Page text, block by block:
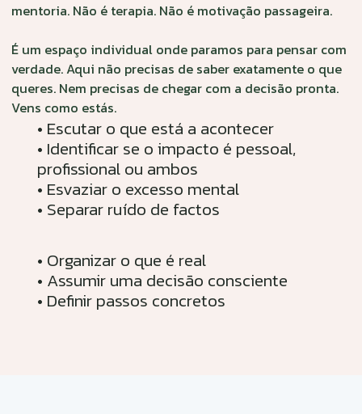
difíceis com clareza e responsabilidade. Não é
mentoria. Não é terapia. Não é motivação
É um espaço individual onde paramos para pensar
verdade. Aqui não precisas de saber exatamente o
queres. Nem precisas de chegar com a decisão
Vens como estás.
• Escutar o que está a acontecer
• Identificar se o impacto é pessoal,
profissional ou ambos
• Esvaziar o excesso mental
• Separar ruído de factos